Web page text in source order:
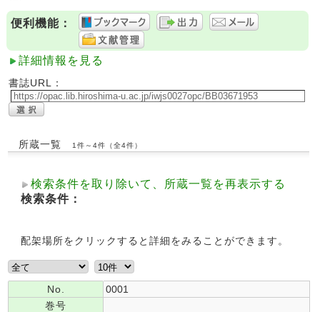
便利機能：
詳細情報を見る
書誌URL：
所蔵一覧 1件～4件（全4件）
検索条件を取り除いて、所蔵一覧を再表示する
検索条件：
配架場所をクリックすると詳細をみることができます。
No.
0001
巻号